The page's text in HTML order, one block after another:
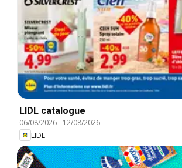
LIDL catalogue
06/08/2026- 12/08/2026
LIDL